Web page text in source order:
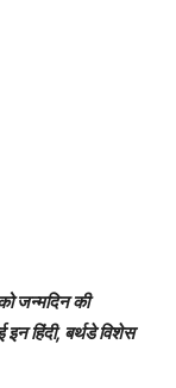
जन्मदिन की
इन हिंदी, बर्थडे विशेस